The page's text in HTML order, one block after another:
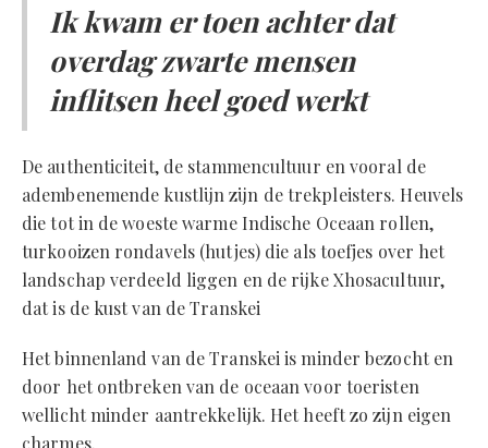
Ik kwam er toen achter dat
overdag zwarte mensen
inflitsen heel goed werkt
De authenticiteit, de stammencultuur en vooral de
adembenemende kustlijn zijn de trekpleisters. Heuvels
die tot in de woeste warme Indische Oceaan rollen,
turkooizen rondavels (hutjes) die als toefjes over het
landschap verdeeld liggen en de rijke Xhosacultuur,
dat is de kust van de Transkei
Het binnenland van de Transkei is minder bezocht en
door het ontbreken van de oceaan voor toeristen
wellicht minder aantrekkelijk. Het heeft zo zijn eigen
charmes.